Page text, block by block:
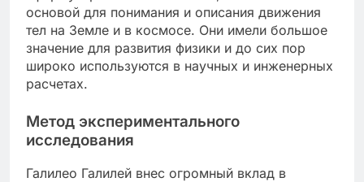
основой для понимания и описания движения
тел на Земле и в космосе. Они имели большое
значение для развития физики и до сих пор
широко используются в научных и инженерных
расчетах.
Метод экспериментального
исследования
Галилео Галилей внес огромный вклад в